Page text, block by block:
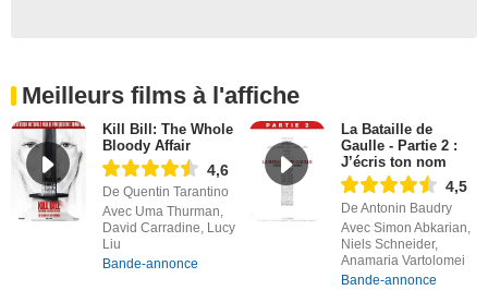
Meilleurs films à l'affiche
Kill Bill: The Whole
Bloody Affair
4,6
De Quentin Tarantino
Avec Uma Thurman,
David Carradine, Lucy
Liu
Bande-annonce
La Bataille de
Gaulle - Partie 2 :
J’écris ton nom
4,5
De Antonin Baudry
Avec Simon Abkarian,
Niels Schneider,
Anamaria Vartolomei
Bande-annonce